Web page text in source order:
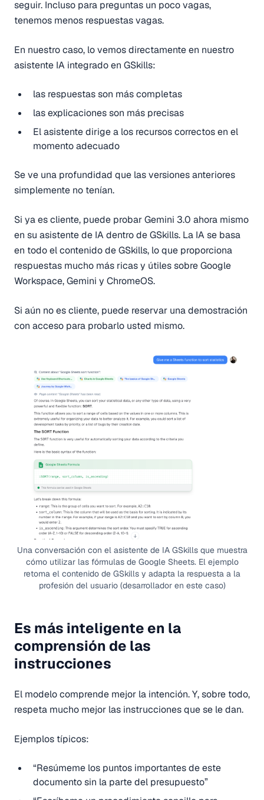
seguir. Incluso para preguntas un poco vagas,
tenemos menos respuestas vagas.
En nuestro caso, lo vemos directamente en nuestro
asistente IA integrado en GSkills:
las respuestas son más completas
las explicaciones son más precisas
El asistente dirige a los recursos correctos en el
momento adecuado
Se ve una profundidad que las versiones anteriores
simplemente no tenían.
Si ya es cliente, puede probar Gemini 3.0 ahora mismo
en su asistente de IA dentro de GSkills. La IA se basa
en todo el contenido de GSkills, lo que proporciona
respuestas mucho más ricas y útiles sobre Google
Workspace, Gemini y ChromeOS.
Si aún no es cliente, puede reservar una demostración
con acceso para probarlo usted mismo.
Una conversación con el asistente de IA GSkills que muestra
cómo utilizar las fórmulas de Google Sheets. El ejemplo
retoma el contenido de GSkills y adapta la respuesta a la
profesión del usuario (desarrollador en este caso)
Es más inteligente en la
comprensión de las
instrucciones
El modelo comprende mejor la intención. Y, sobre todo,
respeta mucho mejor las instrucciones que se le dan.
Ejemplos típicos:
“Resúmeme los puntos importantes de este
documento sin la parte del presupuesto”